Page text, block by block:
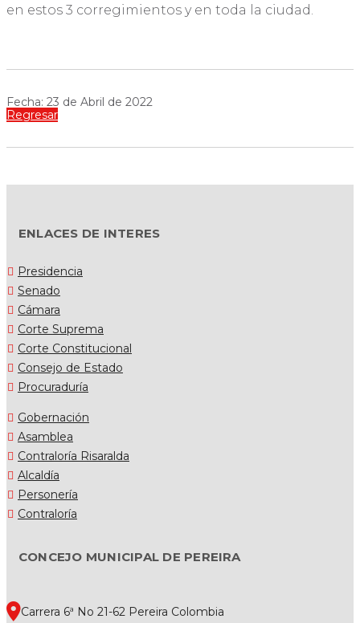
en estos 3 corregimientos y en toda la ciudad.
Fecha: 23 de Abril de 2022
Regresar
ENLACES DE INTERES
Presidencia
Senado
Cámara
Corte Suprema
Corte Constitucional
Consejo de Estado
Procuraduría
Gobernación
Asamblea
Contraloría Risaralda
Alcaldía
Personería
Contraloría
CONCEJO MUNICIPAL DE PEREIRA
Carrera 6ª No 21-62 Pereira Colombia